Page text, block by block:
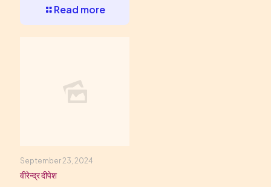
Read more
September 23, 2024
वीरेन्द्र दीपेश